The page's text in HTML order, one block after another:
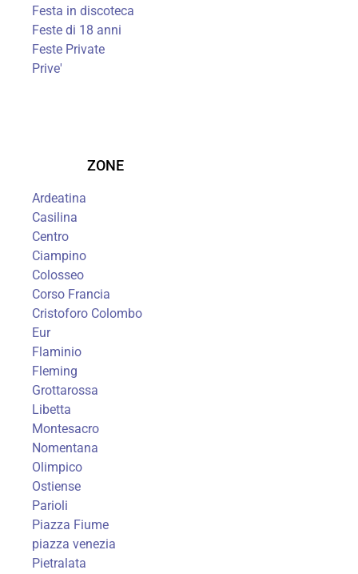
Festa in discoteca
Feste di 18 anni
Feste Private
Prive'
ZONE
Ardeatina
Casilina
Centro
Ciampino
Colosseo
Corso Francia
Cristoforo Colombo
Eur
Flaminio
Fleming
Grottarossa
Libetta
Montesacro
Nomentana
Olimpico
Ostiense
Parioli
Piazza Fiume
piazza venezia
Pietralata